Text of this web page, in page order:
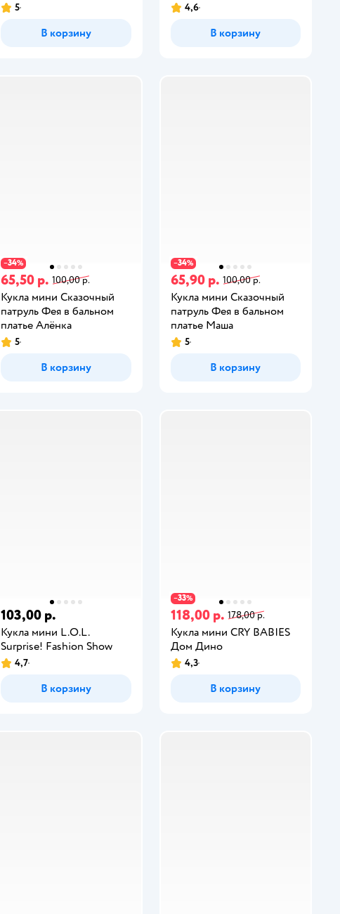
5
В корзину
4,6
В корзину
−34%
65,50 р. 100,00 р.
Кукла мини Сказочный
патруль Фея в бальном
платье Алёнка
5
В корзину
−34%
65,90 р. 100,00 р.
Кукла мини Сказочный
патруль Фея в бальном
платье Маша
5
В корзину
103,00 р.
Кукла мини L.O.L.
Surprise! Fashion Show
4,7
В корзину
−33%
118,00 р. 178,00 р.
Кукла мини CRY BABIES
Дом Дино
4,3
В корзину